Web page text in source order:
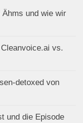
und wie wir
vs.
detoxed von
und die Episode